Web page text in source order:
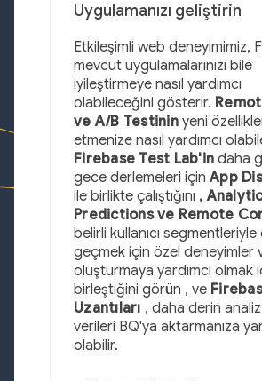
Uygulamanızı geliştirin
Etkileşimli web deneyimimiz,
mevcut uygulamalarınızı bile
iyileştirmeye nasıl yardımcı
olabileceğini gösterir.
ve A/B Testininyeni
etmenize nasıl yardımcı
Firebase Test Lab'in daha
gece derlemeleri içinApp
ile birlikte çalıştığını ,
Predictions ve Remote
belirli kullanıcı
geçmek için özel deneyimler
oluşturmaya yardımcı olmak
birleştiğini görün , ve
Uzantıları , daha derin
verileri BQ'ya aktarmanıza
olabilir.